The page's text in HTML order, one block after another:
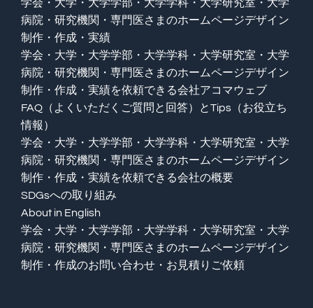
学会・大学・大学学部・大学学科・大学研究室・大学
病院・研究機関・専門医さまのホームページデザイン
制作・作成・実績
学会・大学・大学学部・大学学科・大学研究室・大学
病院・研究機関・専門医さまのホームページデザイン
制作・作成・実績を依頼できる会社アコマウェブ
FAQ（よくいただくご質問と回答）とTips（お役立ち
情報）
学会・大学・大学学部・大学学科・大学研究室・大学
病院・研究機関・専門医さまのホームページデザイン
制作・作成・実績を依頼できる会社の概要
SDGsへの取り組み
About in English
学会・大学・大学学部・大学学科・大学研究室・大学
病院・研究機関・専門医さまのホームページデザイン
制作・作成のお問い合わせ・お見積りご依頼